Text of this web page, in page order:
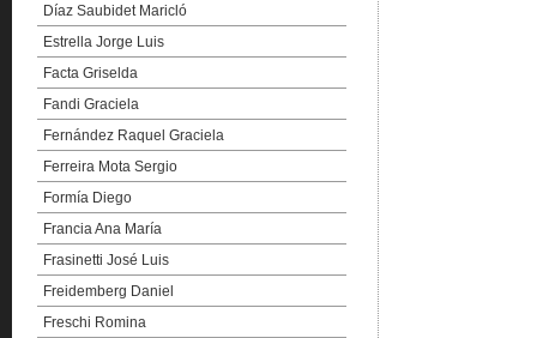
Díaz Saubidet Maricló
Estrella Jorge Luis
Facta Griselda
Fandi Graciela
Fernández Raquel Graciela
Ferreira Mota Sergio
Formía Diego
Francia Ana María
Frasinetti José Luis
Freidemberg Daniel
Freschi Romina